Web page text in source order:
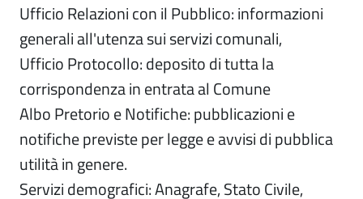
Ufficio Relazioni con il Pubblico: informazioni
generali all'utenza sui servizi comunali,
Ufficio Protocollo: deposito di tutta la
corrispondenza in entrata al Comune
Albo Pretorio e Notifiche: pubblicazioni e
notifiche previste per legge e avvisi di pubblica
utilità in genere.
Servizi demografici: Anagrafe, Stato Civile,